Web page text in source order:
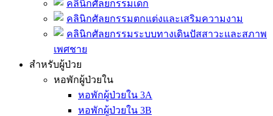
คลินิกศัลยกรรมเด็ก
คลินิกศัลยกรรมตกแต่งและเสริมความงาม
คลินิกศัลยกรรมระบบทางเดินปัสสาวะและสภาพ
เพศชาย
สำหรับผู้ป่วย
หอพักผู้ป่วยใน
หอพักผู้ป่วยใน 3A
หอพักผู้ป่วยใน 3B